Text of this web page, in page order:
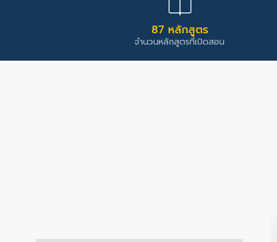
87 หลักสูตร
จำนวนหลักสูตรที่เปิดสอน